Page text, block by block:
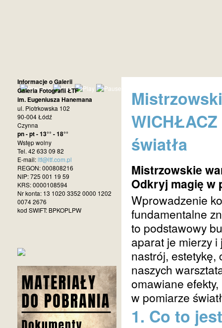
światła
Mistrzowskie
Odkryj magię w
Wprowadzenie
fundamentalne
to podstawowy
aparat je mierzy i
nastrój, estetykę,
naszych
omawiane
w pomiarze
1. Co to
Informacje o Galerii
Galeria Fotografii ŁTF
im. Eugeniusza Hanemana
ul. Piotrkowska 102
90-004 Łódź
Czynna
pn - pt - 13°° - 18°°
Wstęp wolny
Tel. 42 633 09 82
E-mail:ltf@ltf.com.pl
REGON: 000808216
NIP: 725 001 19 59
KRS: 0000108594
Nr konta: 13 1020 3352 0000 1202
0074 2676
kod SWIFT: BPKOPLPW